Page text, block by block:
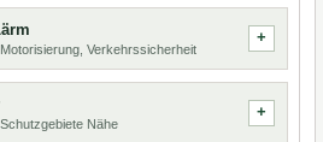
Verkehrssicherheit
Nähe